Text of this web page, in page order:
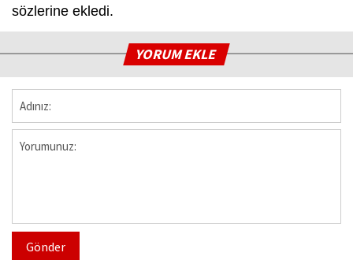
sözlerine ekledi.
YORUM EKLE
Gönder